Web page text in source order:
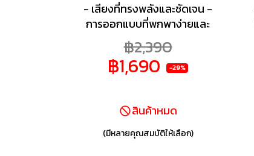
- เสียงที่ทรงพลังและชัดเจน -
การออกแบบที่พกพาง่ายและ
ทนทานสูง - การมุ่งเน้นอย่าง
หนักแน่นไปที่ความยั่งยืนและ
วัสดุ - ระยะเวลาการใช้งาน
ฟรีด้วยไมค์ในตัว
฿2,390
฿1,690 -29%
สินค้าหมด
(มีหลายคุณสมบัติให้เลือก)